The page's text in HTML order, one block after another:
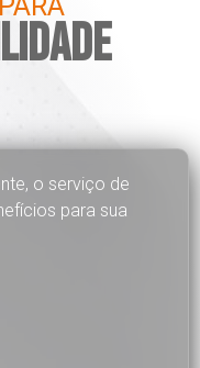
o serviço de
para sua